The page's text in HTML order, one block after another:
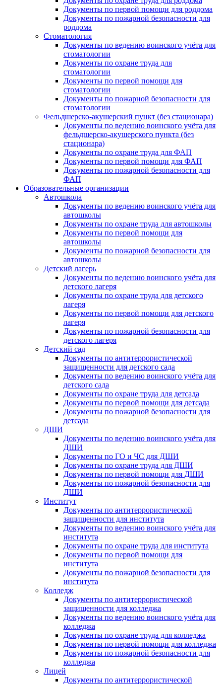
Документы по первой помощи для роддома
Документы по пожарной безопасности для
роддома
Стоматология
Документы по ведению воинского учёта для
стоматологии
Документы по охране труда для
стоматологии
Документы по первой помощи для
стоматологии
Документы по пожарной безопасности для
стоматологии
Фельдшерско-акушерский пункт (без стационара)
Документы по ведению воинского учёта для
фельдшерско-акушерского пункта (без
стационара)
Документы по охране труда для ФАП
Документы по первой помощи для ФАП
Документы по пожарной безопасности для
ФАП
Образовательные организации
Автошкола
Документы по ведению воинского учёта для
автошколы
Документы по охране труда для автошколы
Документы по первой помощи для
автошколы
Документы по пожарной безопасности для
автошколы
Детский лагерь
Документы по ведению воинского учёта для
детского лагеря
Документы по охране труда для детского
лагеря
Документы по первой помощи для детского
лагеря
Документы по пожарной безопасности для
детского лагеря
Детский сад
Документы по антитеррористической
защищенности для детского сада
Документы по ведению воинского учёта для
детского сада
Документы по охране труда для детсада
Документы по первой помощи для детсада
Документы по пожарной безопасности для
детсада
ДШИ
Документы по ведению воинского учёта для
ДШИ
Документы по ГО и ЧС для ДШИ
Документы по охране труда для ДШИ
Документы по первой помощи для ДШИ
Документы по пожарной безопасности для
ДШИ
Институт
Документы по антитеррористической
защищенности для института
Документы по ведению воинского учёта для
института
Документы по охране труда для института
Документы по первой помощи для
института
Документы по пожарной безопасности для
института
Колледж
Документы по антитеррористической
защищенности для колледжа
Документы по ведению воинского учёта для
колледжа
Документы по охране труда для колледжа
Документы по первой помощи для колледжа
Документы по пожарной безопасности для
колледжа
Лицей
Документы по антитеррористической